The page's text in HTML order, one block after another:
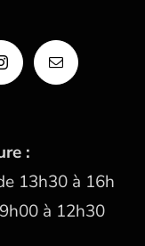
:
13h30 à 16h
à 12h30